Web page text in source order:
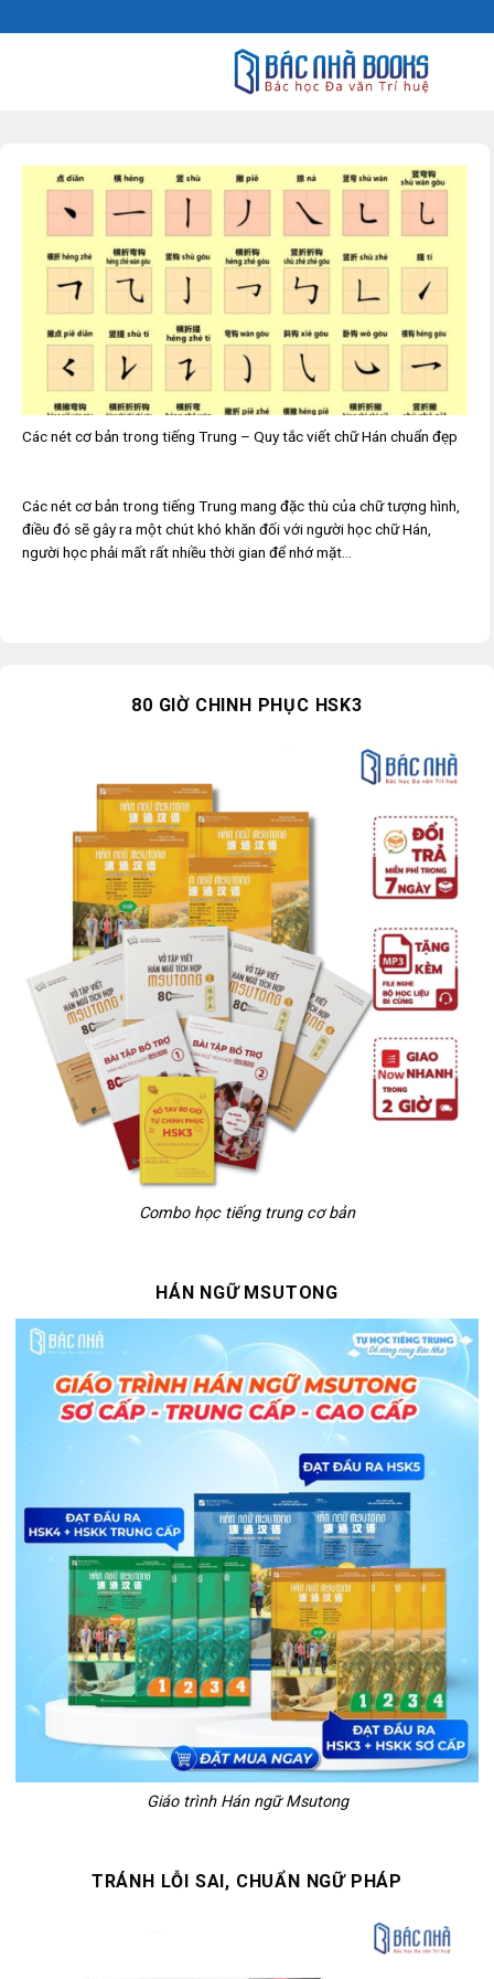
to
Các nét cơ bản trong tiếng Trung – Quy tắc viết chữ Hán chuẩn đẹp
Các nét cơ bản trong tiếng Trung mang đặc thù của chữ tượng hình,
điều đó sẽ gây ra một chút khó khăn đối với người học chữ Hán,
người học phải mất rất nhiều thời gian để nhớ mặt...
80 GIỜ CHINH PHỤC HSK3
Combo học tiếng trung cơ bản
HÁN NGỮ MSUTONG
Giáo trình Hán ngữ Msutong
TRÁNH LỖI SAI, CHUẨN NGỮ PHÁP